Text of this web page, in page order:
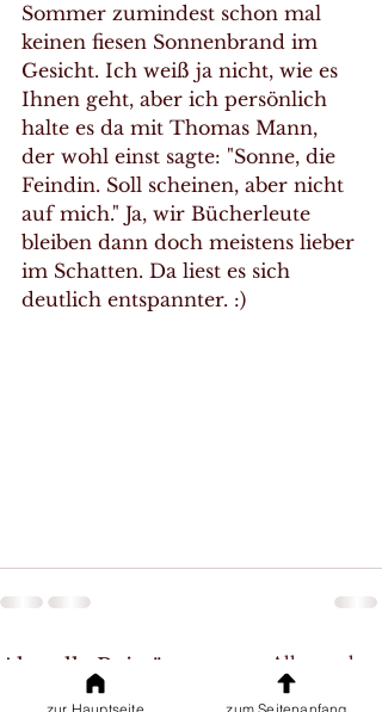
Sommer zumindest schon mal
keinen fiesen Sonnenbrand im
Gesicht. Ich weiß ja nicht, wie es
Ihnen geht, aber ich persönlich
halte es da mit Thomas Mann,
der wohl einst sagte: "Sonne, die
Feindin. Soll scheinen, aber nicht
auf mich." Ja, wir Bücherleute
bleiben dann doch meistens lieber
im Schatten. Da liest es sich
deutlich entspannter. :)
Aktuelle Beiträge Alle ansehen
zur Hauptseite zum Seitenanfang